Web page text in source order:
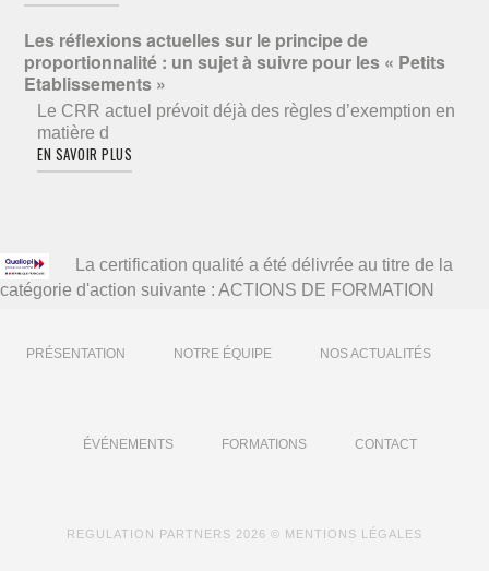
Les réflexions actuelles sur le principe de
proportionnalité : un sujet à suivre pour les « Petits
Etablissements »
Le CRR actuel prévoit déjà des règles d’exemption en
matière d
EN SAVOIR PLUS
La certification qualité a été délivrée au titre de la
catégorie d'action suivante : ACTIONS DE FORMATION
PRÉSENTATION NOTRE ÉQUIPE NOS ACTUALITÉS
ÉVÉNEMENTS FORMATIONS CONTACT
REGULATION PARTNERS 2026 © MENTIONS LÉGALES